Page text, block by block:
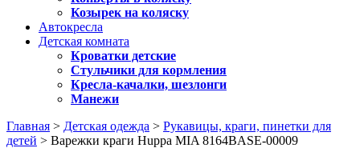
Козырек на коляску
Автокресла
Детская комната
Кроватки детские
Стульчики для кормления
Кресла-качалки, шезлонги
Манежи
Главная > Детская одежда > Рукавицы, краги, пинетки для
детей > Варежки краги Huppa MIA 8164BASE-00009